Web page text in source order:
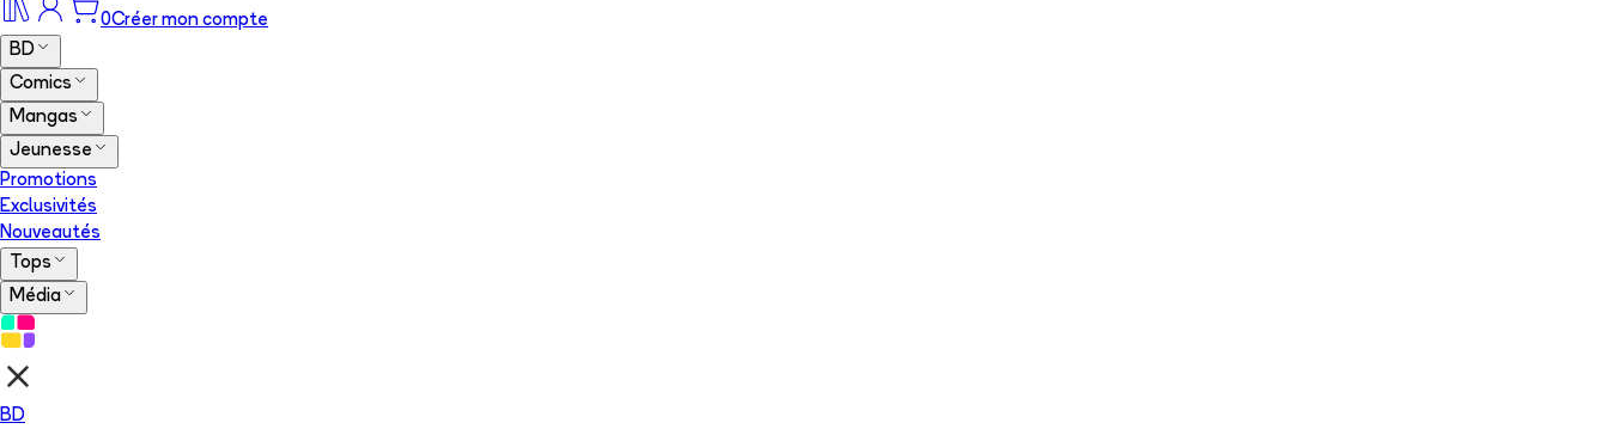
0Créer mon compte
BD
Comics
Mangas
Jeunesse
Promotions
Exclusivités
Nouveautés
Tops
Média
BD